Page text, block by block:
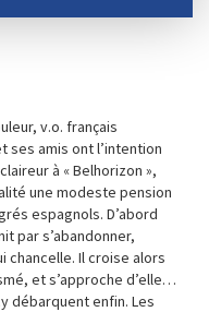
v.o. français
ses amis ont l’intention
à « Belhorizon »,
une modeste pension
espagnols. D’abord
par s’abandonner,
chancelle. Il croise alors
et s’approche d’elle…
débarquent enfin. Les